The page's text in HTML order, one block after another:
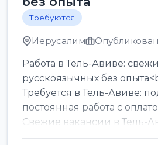
Требуются
Иерусалим
Работа в Тель-Авиве:
русскоязычных без
Требуется в Тель-Авиве:
постоянная работа с
Свежие вакансии в Тель-
мужчин и женщин от хозя...